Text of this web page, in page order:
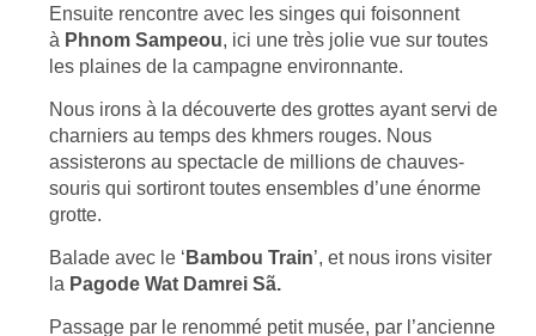
Ensuite rencontre avec les singes qui foisonnent
à Phnom Sampeou, ici une très jolie vue sur toutes
les plaines de la campagne environnante.
Nous irons à la découverte des grottes ayant servi de
charniers au temps des khmers rouges. Nous
assisterons au spectacle de millions de chauves-
souris qui sortiront toutes ensembles d’une énorme
grotte.
Balade avec le ‘ Bambou Train’, et nous irons visiter
la Pagode Wat Damrei Sã.
Passage par le renommé petit musée, par l’ancienne